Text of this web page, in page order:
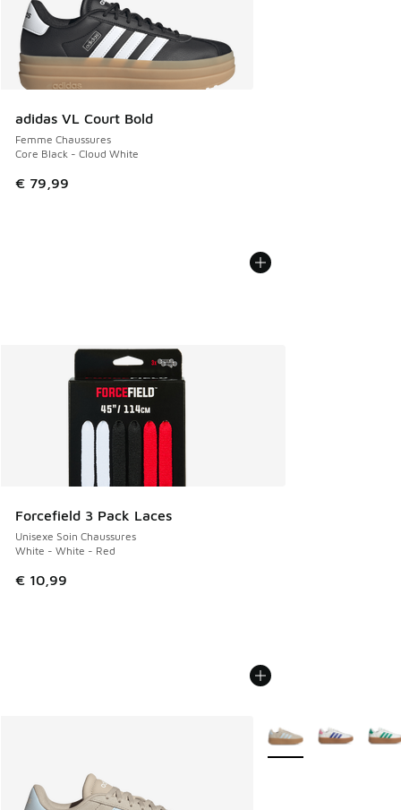
adidas VL Court Bold
Femme Chaussures
Core Black - Cloud White
€ 79,99
Forcefield 3 Pack Laces
Unisexe Soin Chaussures
White - White - Red
€ 10,99
Plus de couleurs